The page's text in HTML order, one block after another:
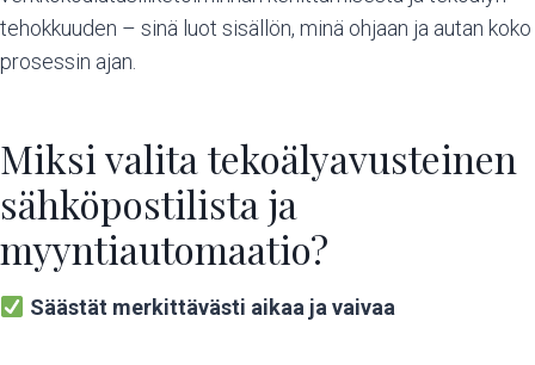
tehokkuuden – sinä luot sisällön, minä ohjaan ja autan koko
prosessin ajan.
Miksi valita tekoälyavusteinen
sähköpostilista ja
myyntiautomaatio?
Säästät merkittävästi aikaa ja vaivaa